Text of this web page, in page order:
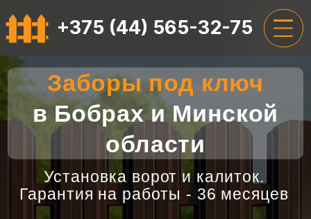
+375 (44) 565-32-75
ГЛАВНАЯ
УСЛУГИ
О НАС
ОТЗЫВЫ
Заборы под ключ
в Бобрах и Минской
области
Установка ворот и калиток.
Гарантия на работы - 36 месяцев